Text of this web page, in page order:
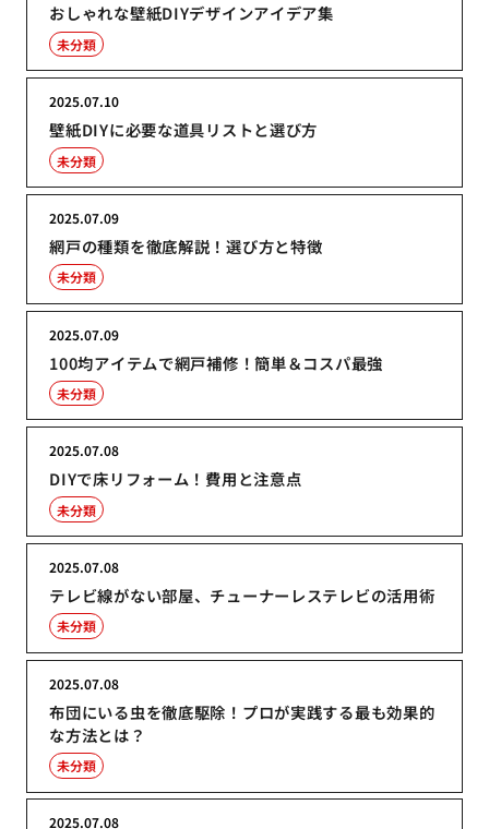
おしゃれな壁紙DIYデザインアイデア集
未分類
壁紙DIYに必要な道具リストと選び方
2025.07.10
未分類
網戸の種類を徹底解説！選び方と特徴
2025.07.09
未分類
100均アイテムで網戸補修！簡単＆コスパ最強
2025.07.09
未分類
DIYで床リフォーム！費用と注意点
2025.07.08
未分類
テレビ線がない部屋、チューナーレステレビの活用術
2025.07.08
未分類
布団にいる虫を徹底駆除！プロが実践する最も効果的
な方法とは？
2025.07.08
未分類
2025.07.08